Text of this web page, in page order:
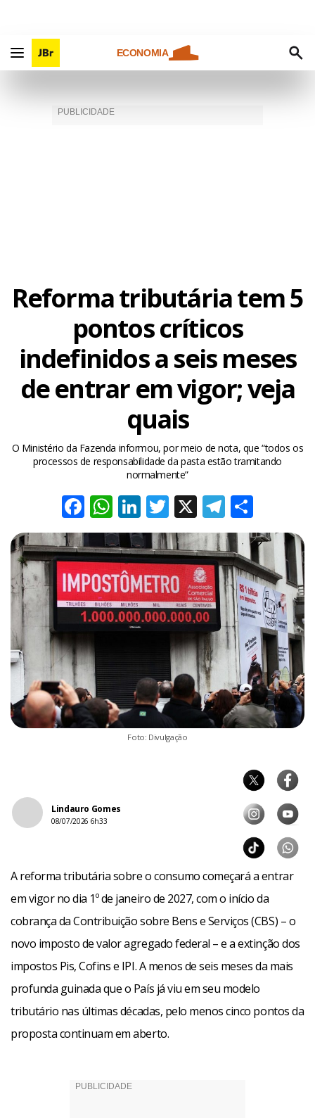
ECONOMIA
Reforma tributária tem 5
pontos críticos
indefinidos a seis meses
de entrar em vigor; veja
quais
O Ministério da Fazenda informou, por meio de nota, que “todos os
processos de responsabilidade da pasta estão tramitando
normalmente”
Facebook
WhatsApp
LinkedIn
Twitter
X
Foto: Divulgação
Lindauro Gomes
08/07/2026 6h33
A reforma tributária sobre o consumo começará a entrar
em vigor no dia 1º de janeiro de 2027, com o início da
cobrança da Contribuição sobre Bens e Serviços (CBS) – o
novo imposto de valor agregado federal – e a extinção dos
impostos Pis, Cofins e IPI. A menos de seis meses da mais
profunda guinada que o País já viu em seu modelo
tributário nas últimas décadas, pelo menos cinco pontos da
proposta continuam em aberto.